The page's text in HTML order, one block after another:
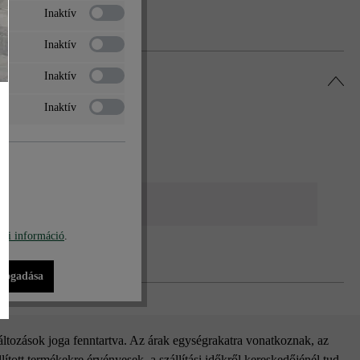
joga fenntartva. Az árak egységrakatra vonatkoznak, az
Inaktív
Inaktív
Inaktív
Inaktív
információ.